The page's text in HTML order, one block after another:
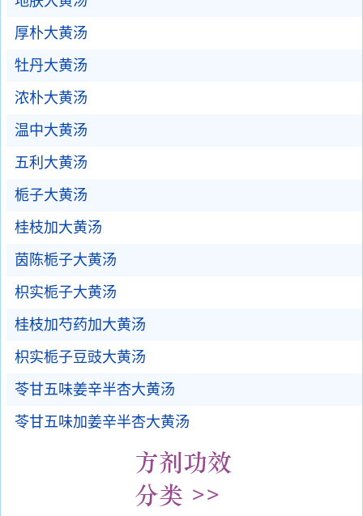
厚朴大黄汤
牡丹大黄汤
浓朴大黄汤
温中大黄汤
五利大黄汤
栀子大黄汤
桂枝加大黄汤
茵陈栀子大黄汤
枳实栀子大黄汤
桂枝加芍药加大黄汤
枳实栀子豆豉大黄汤
苓甘五味姜辛半杏大黄汤
苓甘五味加姜辛半杏大黄汤